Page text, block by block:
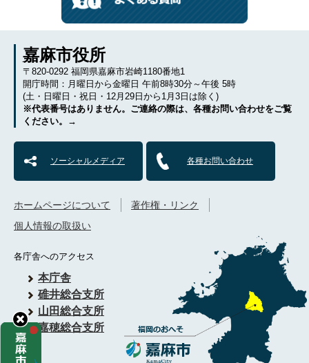
嘉麻市役所
〒820-0292 福岡県嘉麻市岩崎1180番地1
開庁時間：月曜日から金曜日 午前8時30分～午後 5時
(土・日曜日・祝日・12月29日から1月3日は除く)
※代表番号はありません。ご連絡の際は、各種お問い合わせをご覧
ください。→
ソーシャルメディア 各種お問い合わせ
各庁舎へのアクセス
本庁舎
碓井総合支所
山田総合支所
嘉穂総合支所
ホームページについて
著作権・リンク
個人情報の取扱い